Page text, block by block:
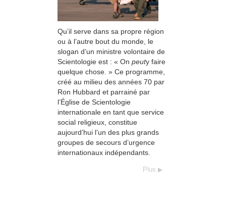
Qu’il serve dans sa propre région
ou à l’autre bout du monde, le
slogan d’un ministre volontaire de
Scientologie est : « On peuty faire
quelque chose. » Ce programme,
créé au milieu des années 70 par
Ron Hubbard et parrainé par
l’Église de Scientologie
internationale en tant que service
social religieux, constitue
aujourd’hui l’un des plus grands
groupes de secours d’urgence
internationaux indépendants.
Plus